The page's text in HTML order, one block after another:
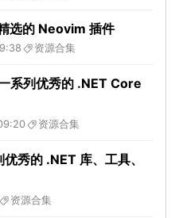
选的 Neovim 插件
资源合集
系列优秀的 .NET Core
资源合集
秀的 .NET 库、工具、
资源合集